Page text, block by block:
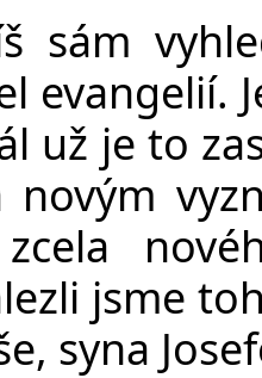
sám
evangelií.
už je to
jsme
syna